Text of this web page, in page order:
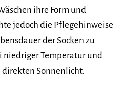
ihre Form und
jedoch die Pflegehinweise
der Socken zu
niedriger Temperatur und
direkten Sonnenlicht.